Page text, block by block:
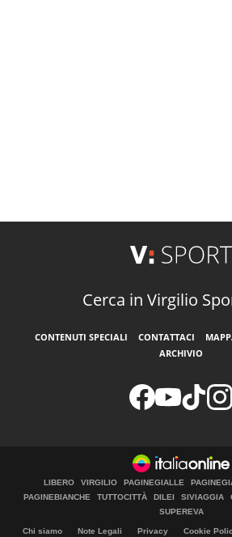
Cerca in Virgilio
CONTENUTI SPECIALI CONTATTACI
ARCHIVIO
LIBERO VIRGILIO PAGINEGIALLE
PAGINEBIANCHE
TUTTOCITTÀ DILEI SIVIAGGIA
SUPEREVA
Chi siamo Note Legali Privacy Cookie